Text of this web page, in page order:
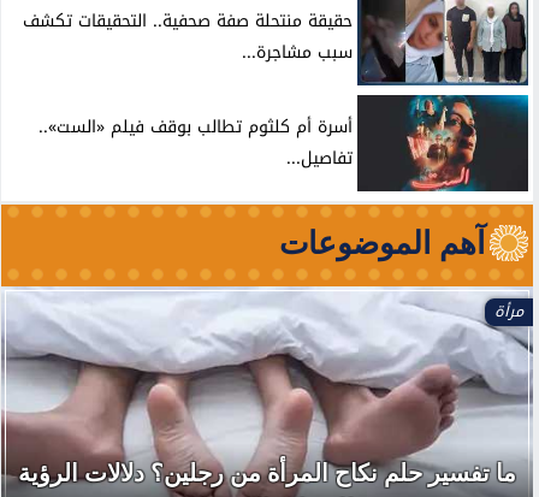
حقيقة منتحلة صفة صحفية.. التحقيقات تكشف
سبب مشاجرة...
أسرة أم كلثوم تطالب بوقف فيلم «الست»..
تفاصيل...
آهم الموضوعات
مرأة
ما تفسير حلم نكاح المرأة من رجلين؟ دلالات الرؤية